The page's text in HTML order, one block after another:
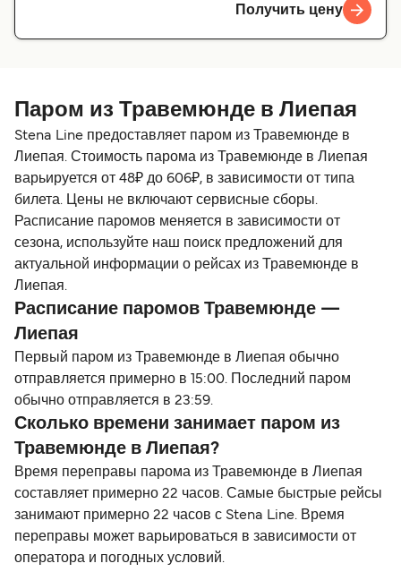
Получить цену
Паром из Травемюнде в Лиепая
Stena Line предоставляет паром из Травемюнде в
Лиепая. Стоимость парома из Травемюнде в Лиепая
варьируется от 48₽ до 606₽, в зависимости от типа
билета. Цены не включают сервисные сборы.
Расписание паромов меняется в зависимости от
сезона, используйте наш поиск предложений для
актуальной информации о рейсах из Травемюнде в
Лиепая.
Расписание паромов Травемюнде —
Лиепая
Первый паром из Травемюнде в Лиепая обычно
отправляется примерно в 15:00. Последний паром
обычно отправляется в 23:59.
Сколько времени занимает паром из
Травемюнде в Лиепая?
Время переправы парома из Травемюнде в Лиепая
составляет примерно 22 часов. Самые быстрые рейсы
занимают примерно 22 часов с Stena Line. Время
переправы может варьироваться в зависимости от
оператора и погодных условий.